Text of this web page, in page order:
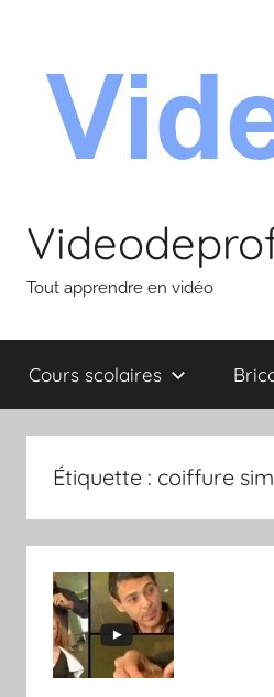
contenu
Tout apprendre en vidéo
Cours scolaires
Étiquette : coiffure